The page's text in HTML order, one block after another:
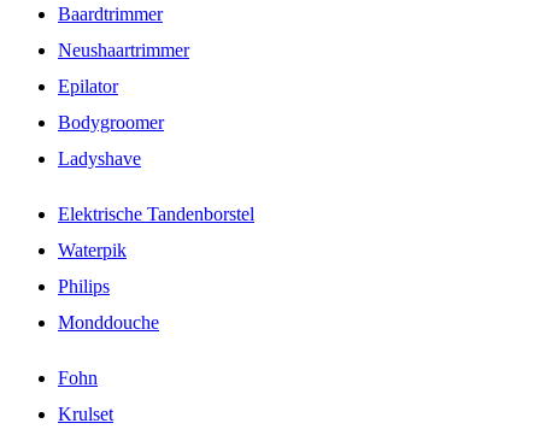
Baardtrimmer
Neushaartrimmer
Epilator
Bodygroomer
Ladyshave
Elektrische Tandenborstel
Waterpik
Philips
Monddouche
Fohn
Krulset